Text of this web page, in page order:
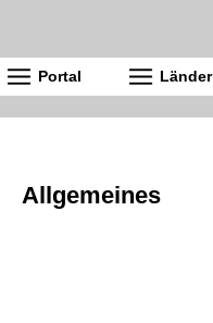
Portal Länder
Allgemeines